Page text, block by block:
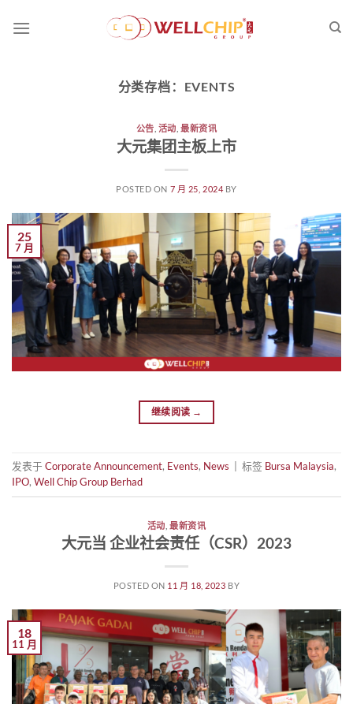
分类存档： EVENTS
公告 活动 ,最新资讯
大元集团主板上市
POSTED ON 7 月 25, 2024 BY
25
7 月
继续阅读 →
发表于 Corporate Announcement, Events, News 标签 Bursa Malaysia,
IPO, Well Chip Group Berhad
活动 最新资讯
大元当 企业社会责任（CSR）2023
POSTED ON 11 月 18, 2023 BY
18
11 月